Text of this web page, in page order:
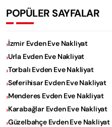
POPÜLER SAYFALAR
İzmir Evden Eve Nakliyat
Urla Evden Eve Nakliyat
Torbalı Evden Eve Nakliyat
Seferihisar Evden Eve Nakliyat
Menderes Evden Eve Nakliyat
Karabağlar Evden Eve Nakliyat
Güzelbahçe Evden Eve Nakliyat